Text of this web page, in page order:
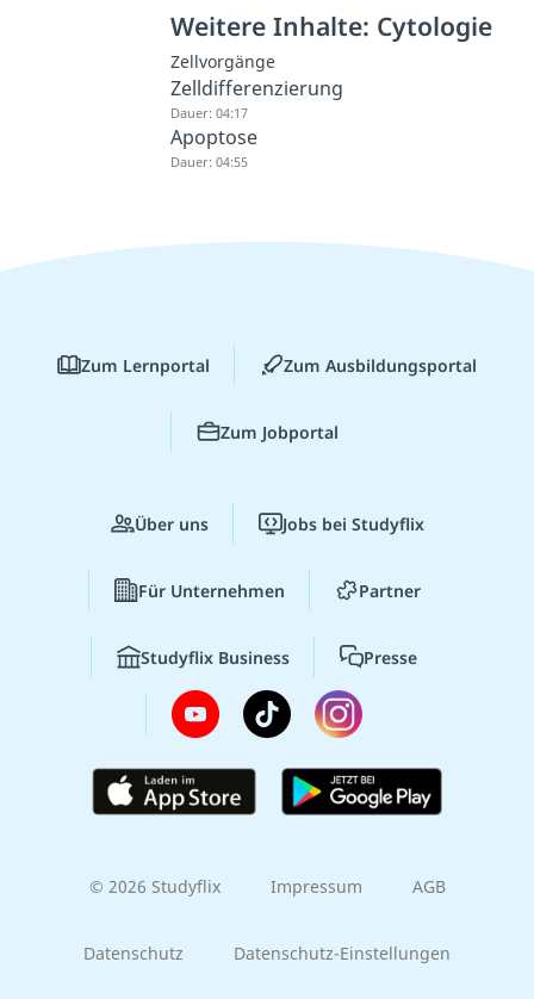
Weitere Inhalte: Cytologie
Zellvorgänge
Zelldifferenzierung
Dauer: 04:17
Apoptose
Dauer: 04:55
Zum Lernportal Zum Ausbildungsportal
Zum Jobportal
Über uns Jobs bei Studyflix
Für Unternehmen Partner
Studyflix Business Presse
© 2026 Studyflix Impressum AGB
Datenschutz Datenschutz-Einstellungen